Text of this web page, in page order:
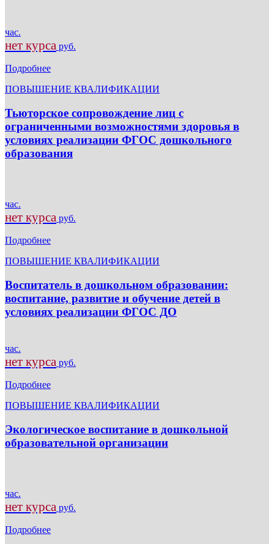
час.
нет курса руб.
Подробнее
ПОВЫШЕНИЕ КВАЛИФИКАЦИИ
Тьюторское сопровождение лиц с
ограниченными возможностями здоровья в
условиях реализации ФГОС дошкольного
образования
час.
нет курса руб.
Подробнее
ПОВЫШЕНИЕ КВАЛИФИКАЦИИ
Воспитатель в дошкольном образовании:
воспитание, развитие и обучение детей в
условиях реализации ФГОС ДО
час.
нет курса руб.
Подробнее
ПОВЫШЕНИЕ КВАЛИФИКАЦИИ
Экологическое воспитание в дошкольной
образовательной организации
час.
нет курса руб.
Подробнее